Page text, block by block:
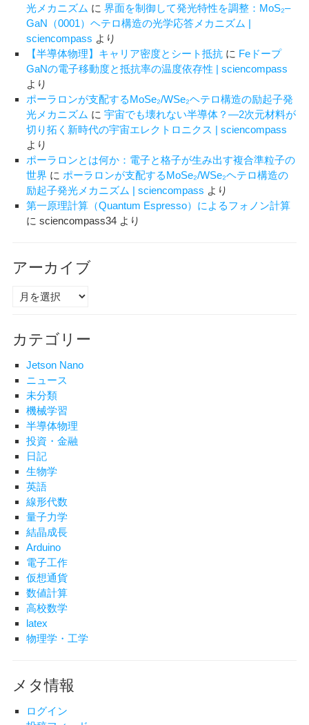
光メカニズム に 界面を制御して発光特性を調整：MoS₂–
GaN（0001）ヘテロ構造の光学応答メカニズム |
sciencompass より
【半導体物理】キャリア密度とシート抵抗に Feドープ
GaNの電子移動度と抵抗率の温度依存性 | sciencompass
より
ポーラロンが支配するMoSe₂/WSe₂ヘテロ構造の励起子発
光メカニズム に 宇宙でも壊れない半導体？―2次元材料が
切り拓く新時代の宇宙エレクトロニクス | sciencompass
より
ポーラロンとは何か：電子と格子が生み出す複合準粒子の
世界 に ポーラロンが支配するMoSe₂/WSe₂ヘテロ構造の
励起子発光メカニズム | sciencompass より
第一原理計算（Quantum Espresso）によるフォノン計算
に sciencompass34より
アーカイブ
ア
イ
カテゴリー
Jetson Nano
ニュース
未分類
機械学習
半導体物理
投資・金融
日記
生物学
英語
線形代数
量子力学
結晶成長
Arduino
電子工作
仮想通貨
数値計算
高校数学
latex
物理学・工学
メタ情報
ログイン